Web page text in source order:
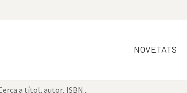
NOVETATS